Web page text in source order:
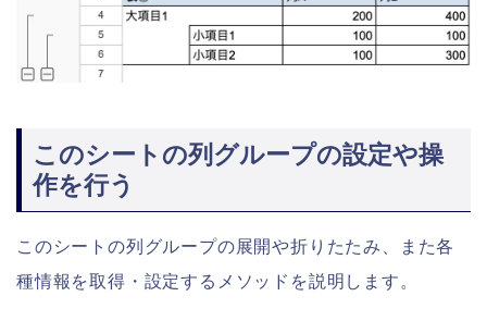
このシートの列グループの設定や操
作を行う
このシートの列グループの展開や折りたたみ、また各
種情報を取得・設定するメソッドを説明します。